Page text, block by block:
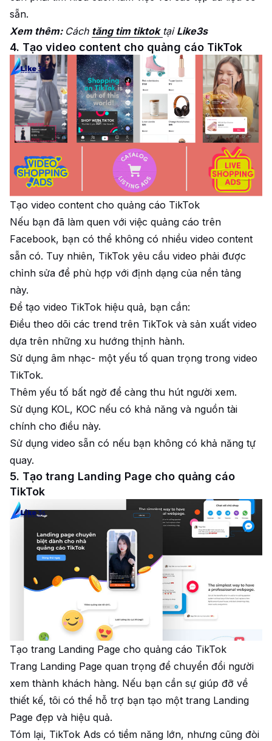
sẵn.
Xem thêm: Cách tăng tim tiktok tại Like3s
4. Tạo video content cho quảng cáo TikTok
Tạo video content cho quảng cáo TikTok
Nếu bạn đã làm quen với việc quảng cáo trên
Facebook, bạn có thể không có nhiều video content
sẵn có. Tuy nhiên, TikTok yêu cầu video phải được
chỉnh sửa để phù hợp với định dạng của nền tảng
này.
Để tạo video TikTok hiệu quả, bạn cần:
Điều theo dõi các trend trên TikTok và sản xuất video
dựa trên những xu hướng thịnh hành.
Sử dụng âm nhạc- một yếu tố quan trọng trong video
TikTok.
Thêm yếu tố bất ngờ để càng thu hút người xem.
Sử dụng KOL, KOC nếu có khả năng và nguồn tài
chính cho điều này.
Sử dụng video sẵn có nếu bạn không có khả năng tự
quay.
5. Tạo trang Landing Page cho quảng cáo
TikTok
Tạo trang Landing Page cho quảng cáo TikTok
Trang Landing Page quan trọng để chuyển đổi người
xem thành khách hàng. Nếu bạn cần sự giúp đỡ về
thiết kế, tôi có thể hỗ trợ bạn tạo một trang Landing
Page đẹp và hiệu quả.
Tóm lại, TikTok Ads có tiềm năng lớn, nhưng cũng đòi